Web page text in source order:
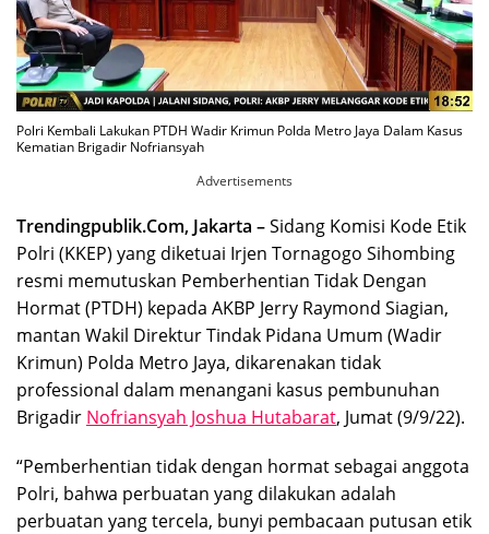
Polri Kembali Lakukan PTDH Wadir Krimun Polda Metro Jaya Dalam Kasus
Kematian Brigadir Nofriansyah
Advertisements
Trendingpublik.Com, Jakarta –Sidang Komisi Kode Etik
Polri (KKEP) yang diketuai Irjen Tornagogo Sihombing
resmi memutuskan Pemberhentian Tidak Dengan
Hormat (PTDH) kepada AKBP Jerry Raymond Siagian,
mantan Wakil Direktur Tindak Pidana Umum (Wadir
Krimun) Polda Metro Jaya, dikarenakan tidak
professional dalam menangani kasus pembunuhan
Brigadir Nofriansyah Joshua Hutabarat, Jumat (9/9/22).
“Pemberhentian tidak dengan hormat sebagai anggota
Polri, bahwa perbuatan yang dilakukan adalah
perbuatan yang tercela, bunyi pembacaan putusan etik